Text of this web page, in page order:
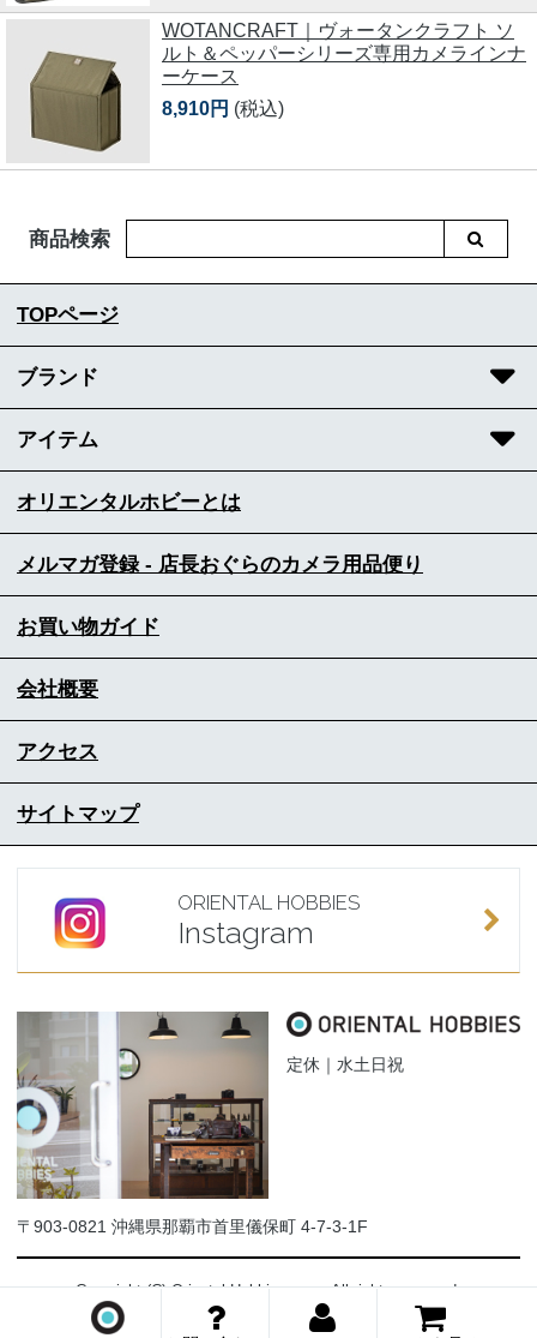
WOTANCRAFT｜ヴォータンクラフト ソ
ルト＆ペッパーシリーズ専用カメラインナ
ーケース
8,910円 (税込)
商品検索
TOPページ
ブランド
アイテム
オリエンタルホビーとは
メルマガ登録 - 店長おぐらのカメラ用品便り
お買い物ガイド
会社概要
アクセス
サイトマップ
ORIENTAL HOBBIES
Instagram
定休｜水土日祝
〒903-0821 沖縄県那覇市首里儀保町 4-7-3-1F
Copyright (C) Oriental-Hobbies.com. All rights reserved.